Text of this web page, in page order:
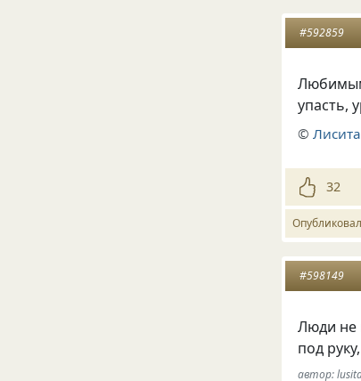
#592859
упасть,
©Лисита
32
#598149
Люди не
под
автор: